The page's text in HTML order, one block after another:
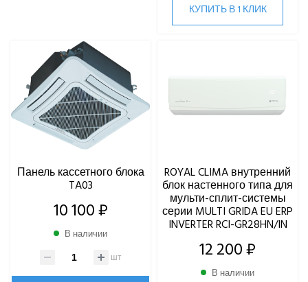
SHUFT
Tosot
TOSHIBA
ULTIMA COMFORT
XIGMA
YOSHIKAWA
VRF-СИСТЕМЫ
КУПИТЬ В 1 КЛИК
Панель кассетного блока
TA03
10 100 ₽
В наличии
шт
ROYAL CLIMA внутренний
блок настенного типа для
мульти-сплит-системы
серии MULTI GRIDA EU ERP
INVERTER RCI-GR28HN/IN
12 200 ₽
В наличии